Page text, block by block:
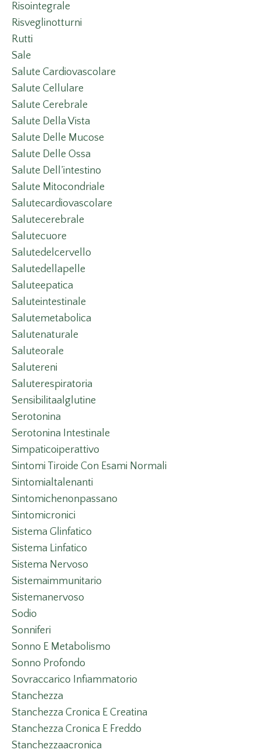
Risointegrale
Risveglinotturni
Rutti
Sale
Salute Cardiovascolare
Salute Cellulare
Salute Cerebrale
Salute Della Vista
Salute Delle Mucose
Salute Delle Ossa
Salute Dell’intestino
Salute Mitocondriale
Salutecardiovascolare
Salutecerebrale
Salutecuore
Salutedelcervello
Salutedellapelle
Saluteepatica
Saluteintestinale
Salutemetabolica
Salutenaturale
Saluteorale
Salutereni
Saluterespiratoria
Sensibilitaalglutine
Serotonina
Serotonina Intestinale
Simpaticoiperattivo
Sintomi Tiroide Con Esami Normali
Sintomialtalenanti
Sintomichenonpassano
Sintomicronici
Sistema Glinfatico
Sistema Linfatico
Sistema Nervoso
Sistemaimmunitario
Sistemanervoso
Sodio
Sonniferi
Sonno E Metabolismo
Sonno Profondo
Sovraccarico Infiammatorio
Stanchezza
Stanchezza Cronica E Creatina
Stanchezza Cronica E Freddo
Stanchezzaacronica